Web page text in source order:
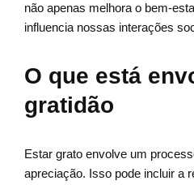
não apenas melhora o bem-
influencia nossas interações
O que está
gratidão
Estar grato envolve um
apreciação. Isso pode incluir a